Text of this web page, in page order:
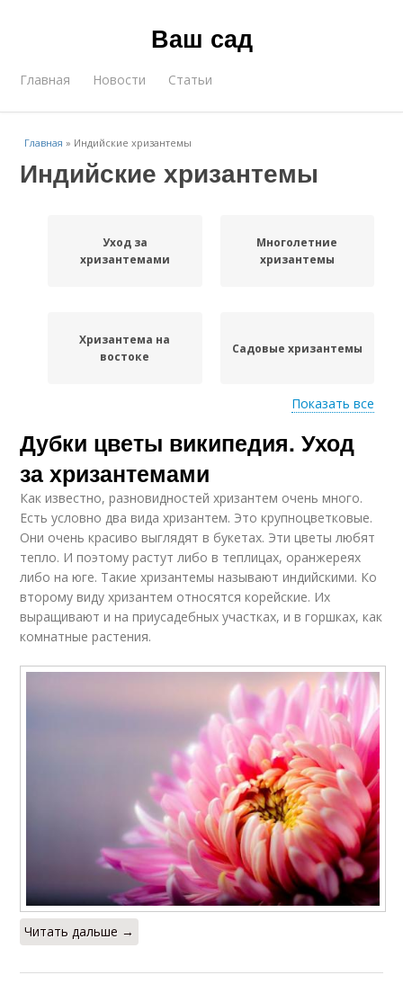
Ваш сад
Главная Новости Статьи
Главная » Индийские хризантемы
Индийские хризантемы
Уход за
хризантемами
Многолетние
хризантемы
Хризантема на
востоке
Садовые хризантемы
Ранние хризантемы
Корейская
хризантема
Хризантема от
мультифлоры
Корейские
Хризантемы с фото
Показать все
Дубки цветы википедия. Уход
за хризантемами
Как известно, разновидностей хризантем очень много.
Есть условно два вида хризантем. Это крупноцветковые.
Они очень красиво выглядят в букетах. Эти цветы любят
тепло. И поэтому растут либо в теплицах, оранжереях
либо на юге. Такие хризантемы называют индийскими. Ко
второму виду хризантем относятся корейские. Их
выращивают и на приусадебных участках, и в горшках, как
комнатные растения.
Читать дальше →